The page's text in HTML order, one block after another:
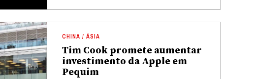
CHINA / ÁSIA
Tim Cook promete aumentar
investimento da Apple em
Pequim